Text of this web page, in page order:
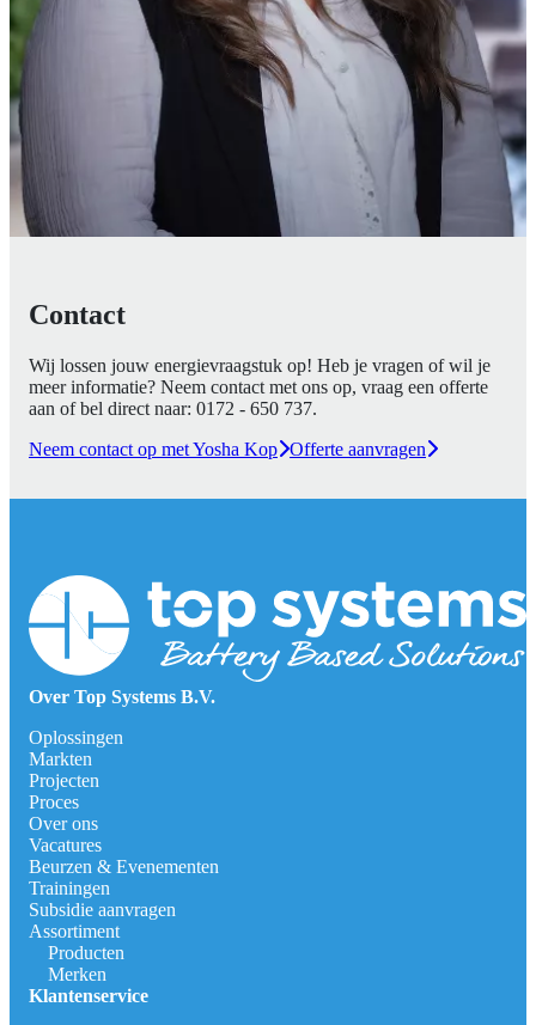
Contact
Wij lossen jouw energievraagstuk op! Heb je vragen of wil je
meer informatie? Neem contact met ons op, vraag een offerte
aan of bel direct naar: 0172 - 650 737.
Neem contact op met Yosha Kop Offerte aanvragen
Over Top Systems B.V.
Oplossingen
Markten
Projecten
Proces
Over ons
Vacatures
Beurzen & Evenementen
Trainingen
Subsidie aanvragen
Assortiment
Producten
Merken
Klantenservice